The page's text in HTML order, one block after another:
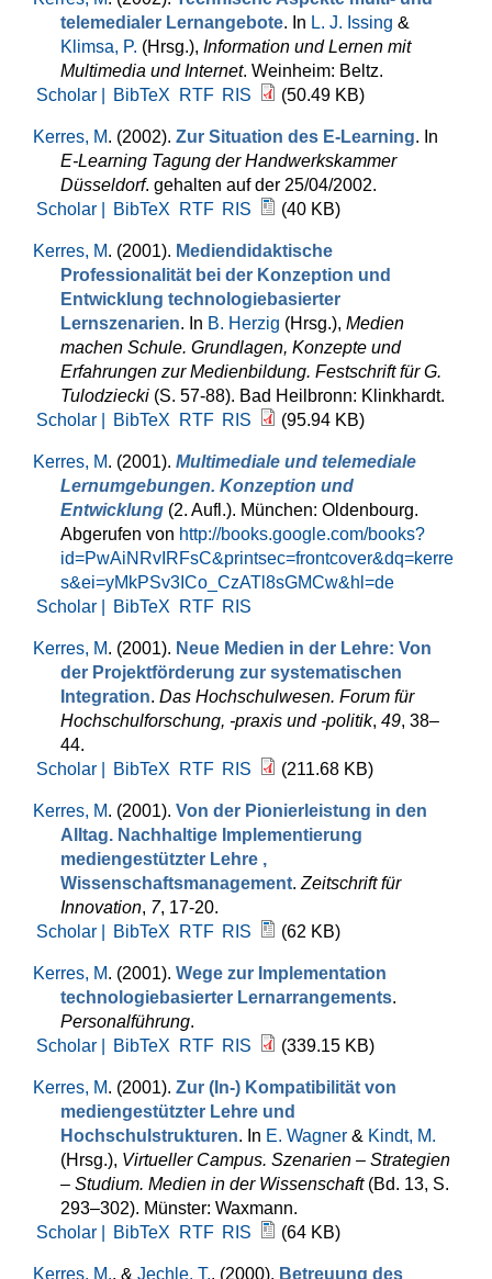
telemedialer Lernangebote. In L. J. Issing &
Klimsa, P. (Hrsg.), Information und Lernen mit
Multimedia und Internet. Weinheim: Beltz.
Scholar |
BibTeX RTF RIS (50.49 KB)
Kerres, M. (2002). Zur Situation des E-Learning. In
E-Learning Tagung der Handwerkskammer
Düsseldorf. gehalten auf der 25/04/2002.
Scholar |
BibTeX RTF RIS (40 KB)
Kerres, M. (2001). Mediendidaktische
Professionalität bei der Konzeption und
Entwicklung technologiebasierter
Lernszenarien. In B. Herzig (Hrsg.), Medien
machen Schule. Grundlagen, Konzepte und
Erfahrungen zur Medienbildung. Festschrift für G.
Tulodziecki (S. 57-88). Bad Heilbronn: Klinkhardt.
Scholar |
BibTeX RTF RIS (95.94 KB)
Kerres, M. (2001). Multimediale und telemediale
Lernumgebungen. Konzeption und
Entwicklung (2. Aufl.). München: Oldenbourg.
Abgerufen von http://books.google.com/books?
id=PwAiNRvIRFsC&printsec=frontcover&dq=kerre
s&ei=yMkPSv3ICo_CzATl8sGMCw&hl=de
Scholar |
BibTeX RTF RIS
Kerres, M. (2001). Neue Medien in der Lehre: Von
der Projektförderung zur systematischen
Integration. Das Hochschulwesen. Forum für
Hochschulforschung, -praxis und -politik, 49, 38–
44.
Scholar |
BibTeX RTF RIS (211.68 KB)
Kerres, M. (2001). Von der Pionierleistung in den
Alltag. Nachhaltige Implementierung
mediengestützter Lehre ,
Wissenschaftsmanagement. Zeitschrift für
Innovation, 7, 17-20.
Scholar |
BibTeX RTF RIS (62 KB)
Kerres, M. (2001). Wege zur Implementation
technologiebasierter Lernarrangements.
Personalführung.
Scholar |
BibTeX RTF RIS (339.15 KB)
Kerres, M. (2001). Zur (In-) Kompatibilität von
mediengestützter Lehre und
Hochschulstrukturen. In E. Wagner & Kindt, M.
(Hrsg.), Virtueller Campus. Szenarien – Strategien
– Studium. Medien in der Wissenschaft(Bd. 13, S.
293–302). Münster: Waxmann.
Scholar |
BibTeX RTF RIS (64 KB)
Kerres, M., & Jechle, T.. (2000). Betreuung des